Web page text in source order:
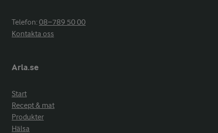
Telefon:08−789 50 00
Kontakta oss
Arla.se
Start
Recept & mat
Produkter
Hälsa